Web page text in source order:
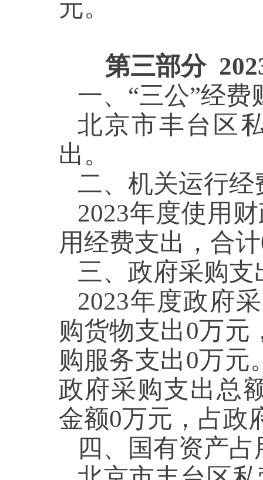
元。
第三部分
一、“三公”经
北京市丰台区
出。
二、机关运行经
2023年度使用
用经费支出，合计
三、政府采购支
2023年度政府
购货物支出0万元
购服务支出0万元
政府采购支出总
金额0万元，占政
四、国有资产占